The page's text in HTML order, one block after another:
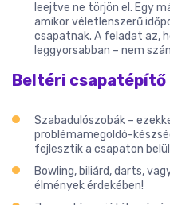
leejtve ne törjön el. Egy
amikor véletlenszerű
csapatnak. A feladat az,
leggyorsabban – nem
Beltéri csapatépítő
Szabadulószobák –
problémamegoldó-
fejlesztik a csapaton
Bowling, biliárd, darts,
élmények érdekében!